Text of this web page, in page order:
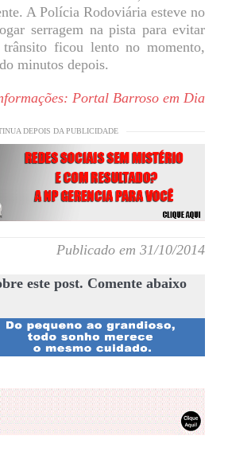
A Polícia Rodoviária esteve no
serragem na pista para evitar
trânsito ficou lento no momento,
minutos depois.
Portal Barroso em Dia
DEPOIS DA PUBLICIDADE
Publicado em 31/10/2014
este post. Comente abaixo